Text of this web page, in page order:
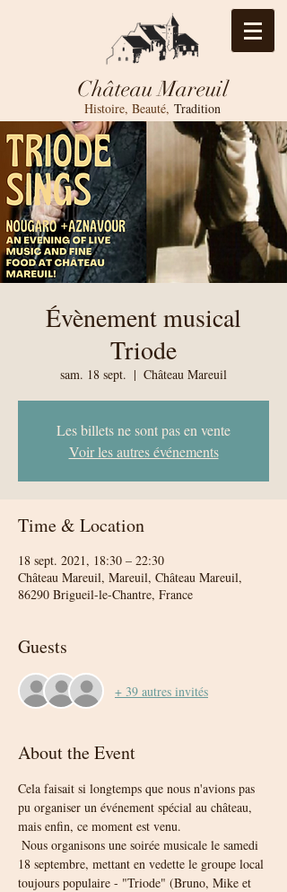
Château Mareuil
Histoire, Beauté, Tradition
Évènement musical
Triode
sam. 18 sept.
  |
Château Mareuil
Les billets ne sont pas en vente
Voir les autres événements
Time & Location
18 sept. 2021, 18:30 – 22:30
Château Mareuil, Mareuil, Château Mareuil,
86290 Brigueil-le-Chantre, France
Guests
+ 39 autres invités
About the Event
Cela faisait si longtemps que nous n'avions pas
pu organiser un événement spécial au château,
mais enfin, ce moment est venu.
18 septembre, mettant en vedette le groupe local
toujours populaire - "Triode" (Bruno, Mike et